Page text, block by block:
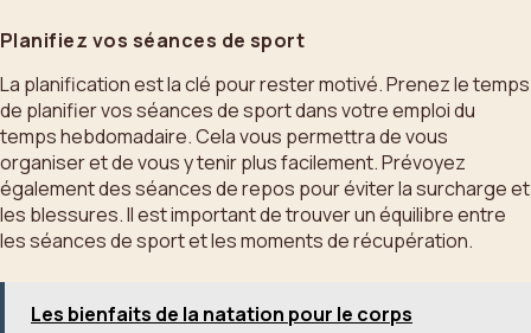
Planifiez vos séances de sport
La planification est la clé pour rester motivé. Prenez le temps
de planifier vos séances de sport dans votre emploi du
temps hebdomadaire. Cela vous permettra de vous
organiser et de vous y tenir plus facilement. Prévoyez
également des séances de repos pour éviter la surcharge et
les blessures. Il est important de trouver un équilibre entre
les séances de sport et les moments de récupération.
Les bienfaits de la natation pour le corps